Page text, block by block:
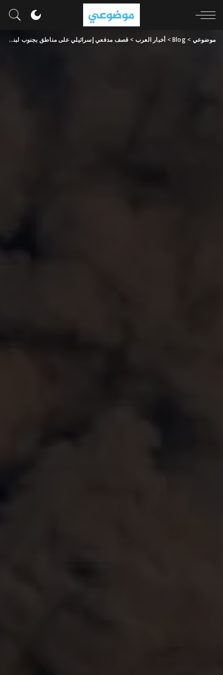
موضوعي >
Blog
> أخبار العرب > قصف مدفعي إسرائيلي على مناطق بجنوب لبنان وانفجار صاروخين بالجليل الأعلى